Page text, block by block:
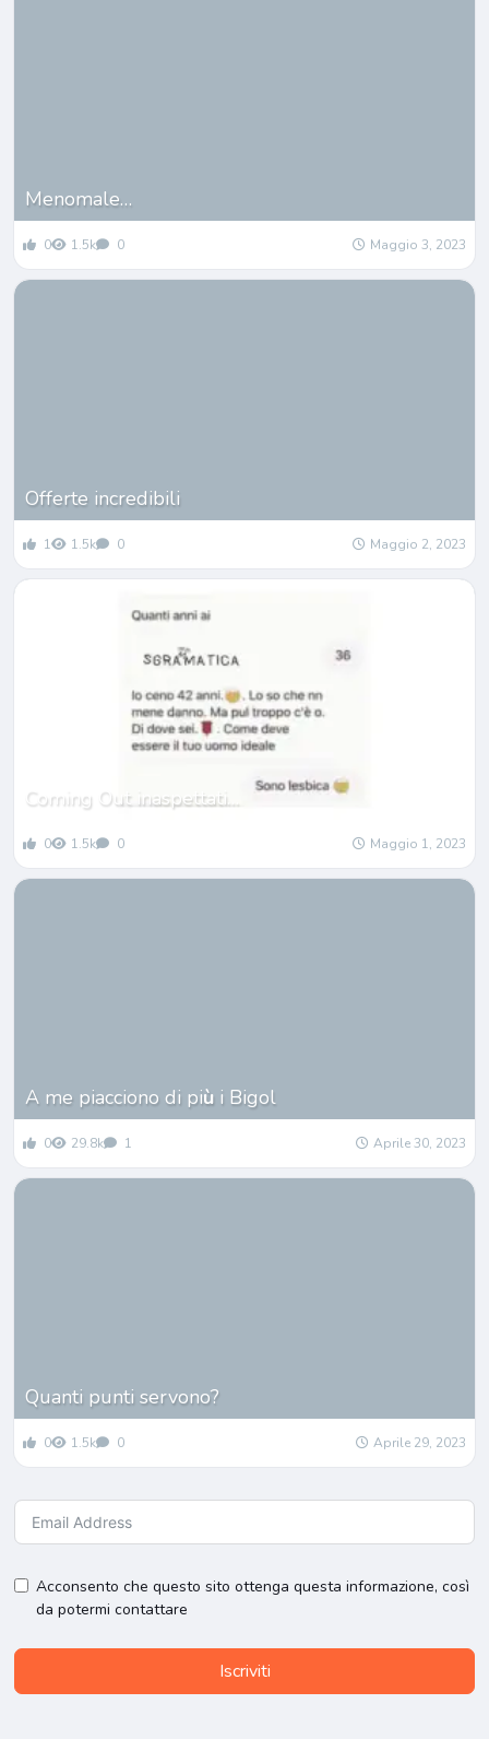
Menomale…
0 1.5k 0 Maggio 3, 2023
Offerte incredibili
1 1.5k 0 Maggio 2, 2023
Coming Out inaspettati…
0 1.5k 0 Maggio 1, 2023
A me piacciono di piùi Bigol
0 29.8k 1 Aprile 30, 2023
Quanti punti servono?
0 1.5k 0 Aprile 29, 2023
Acconsento che questo sito ottenga questa informazione, così
da potermi contattare
Iscriviti